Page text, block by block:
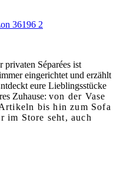
privaten Séparées ist
eingerichtet und erzählt
eure Lieblingsstücke
Zuhause: von der Vase
bis hin zum Sofa
im Store seht, auch